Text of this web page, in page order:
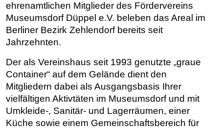
ehrenamtlichen Mitglieder des Fördervereins
Museumsdorf Düppel e.V. beleben das Areal im
Berliner Bezirk Zehlendorf bereits seit
Jahrzehnten.
Der als Vereinshaus seit 1993 genutzte „graue
Container“ auf dem Gelände dient den
Mitgliedern dabei als Ausgangsbasis Ihrer
vielfältigen Aktivtäten im Museumsdorf und mit
Umkleide-, Sanitär- und Lagerräumen, einer
Küche sowie einem Gemeinschaftsbereich für